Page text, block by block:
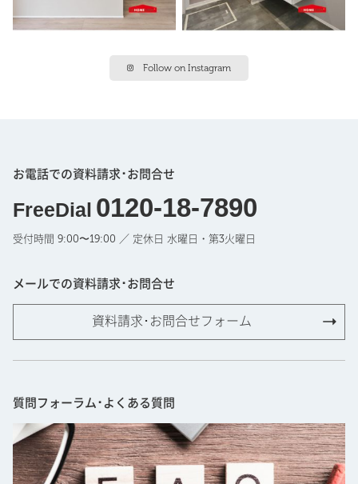
Follow on Instagram
お電話での資料請求･お問合せ
FreeDial 0120-18-7890
受付時間 9:00〜19:00 ／ 定休日 水曜日・第3火曜日
メールでの資料請求･お問合せ
資料請求･お問合せフォーム
質問フォーラム･よくある質問